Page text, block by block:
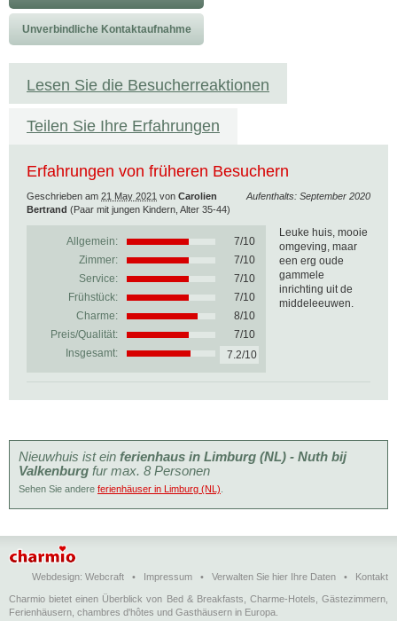
Unverbindliche Kontaktaufnahme
Lesen Sie die Besucherreaktionen
Teilen Sie Ihre Erfahrungen
Erfahrungen von früheren Besuchern
Aufenthalts: September 2020
Geschrieben am 21 May 2021 von Carolien
Bertrand (Paar mit jungen Kindern, Alter 35-44)
Allgemein: 7/10
Zimmer:
7/10
Service:
7/10
Frühstück:
7/10
Charme:
8/10
Preis/Qualität:
7/10
Insgesamt:
7.2/10
Leuke huis, mooie
omgeving, maar
een erg oude
gammele
inrichting uit de
middeleeuwen.
Nieuwhuis ist ein ferienhaus in Limburg (NL) - Nuth bij
Valkenburg fur max. 8 Personen
Sehen Sie andere ferienhäuser in Limburg (NL)
Webdesign: Webcraft • Impressum • Verwalten Sie hier Ihre Daten • Kontakt
Charmio bietet einen Überblick von Bed & Breakfasts, Charme-Hotels, Gästezimmern,
Ferienhäusern, chambres d'hôtes und Gasthäusern in Europa.